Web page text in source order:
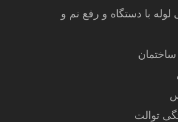
با دستگاه و رفع نم و
توالت